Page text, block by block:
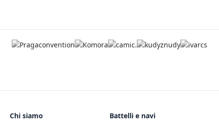
Chi siamo Battelli e navi